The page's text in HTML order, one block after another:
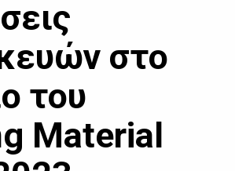
στο
του
Material